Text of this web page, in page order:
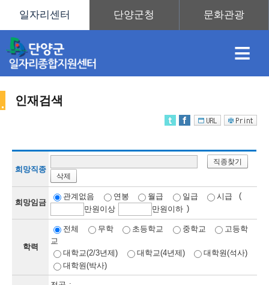
≡
용
정
재
정
업
훈
업
도
터
안
인재검색
희망직종
직종찾기
삭제
희망임금
관계없음 연봉 월급 일급 시급
(
만원이상 만원이하 )
학력
전체 무학 초등학교 중학교
고등학
교
대학교(2/3년제)
대학교(4년제)
대학원(석사)
대학원(박사)
인